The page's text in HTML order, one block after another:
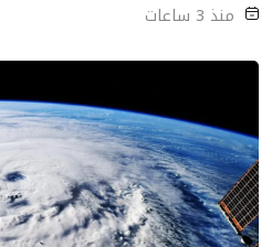
منذ 3 ساعات